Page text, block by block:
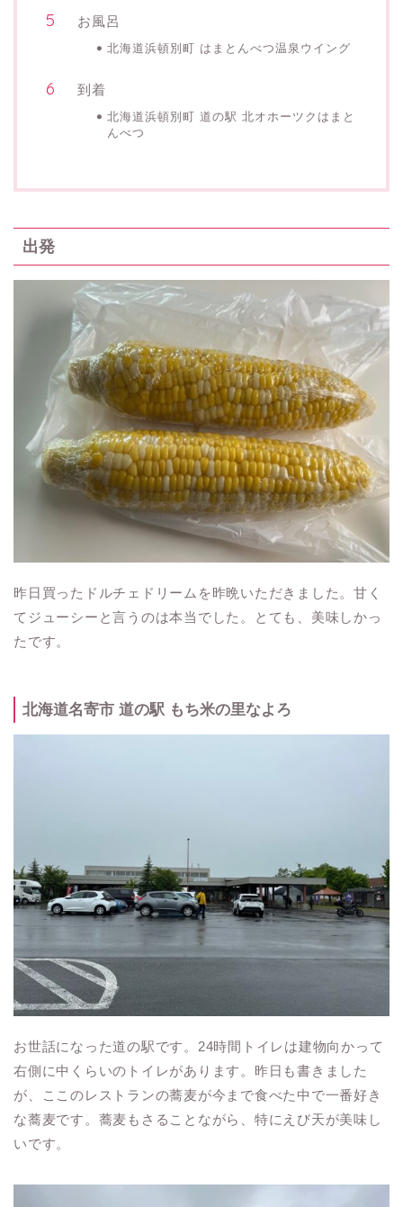
お風呂
北海道浜頓別町 はまとんべつ温泉ウイング
到着
北海道浜頓別町 道の駅 北オホーツクはまと
んべつ
出発
昨日買ったドルチェドリームを昨晩いただきました。甘く
てジューシーと言うのは本当でした。とても、美味しかっ
たです。
北海道名寄市 道の駅 もち米の里なよろ
お世話になった道の駅です。24時間トイレは建物向かって
右側に中くらいのトイレがあります。昨日も書きました
が、ここのレストランの蕎麦が今まで食べた中で一番好き
な蕎麦です。蕎麦もさることながら、特にえび天が美味し
いです。